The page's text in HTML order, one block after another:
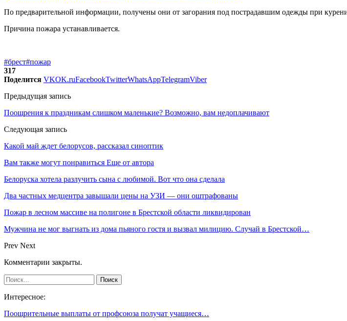
По предварительной информации, получены они от загорания под пострадавшим одежды при
Причина пожара устанавливается.
#брест#пожар
317
Поделится VKOK.ruFacebookTwitterWhatsAppTelegramViber
Предыдущая запись
Поощрения к праздникам слишком маленькие? Возможно, вам недоплачивают
Следующая запись
Какой май ждет белорусов, рассказал синоптик
Вам также могут понравиться Еще от автора
Белоруска хотела разлучить сына с любимой. Вот что она сделала
Два частных медцентра завышали цены на УЗИ — они оштрафованы
Пожар в лесном массиве на полигоне в Брестской области ликвидирован
Мужчина не мог выгнать из дома пьяного гостя и вызвал милицию. Случай в Брестской…
Prev Next
Комментарии закрыты.
Интересное:
Поощрительные выплаты от профсоюза получат учащиеся…